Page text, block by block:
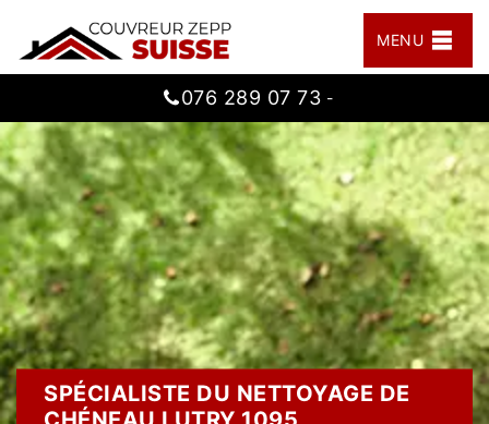
MENU
076 289 07 73 -
SPÉCIALISTE DU NETTOYAGE DE